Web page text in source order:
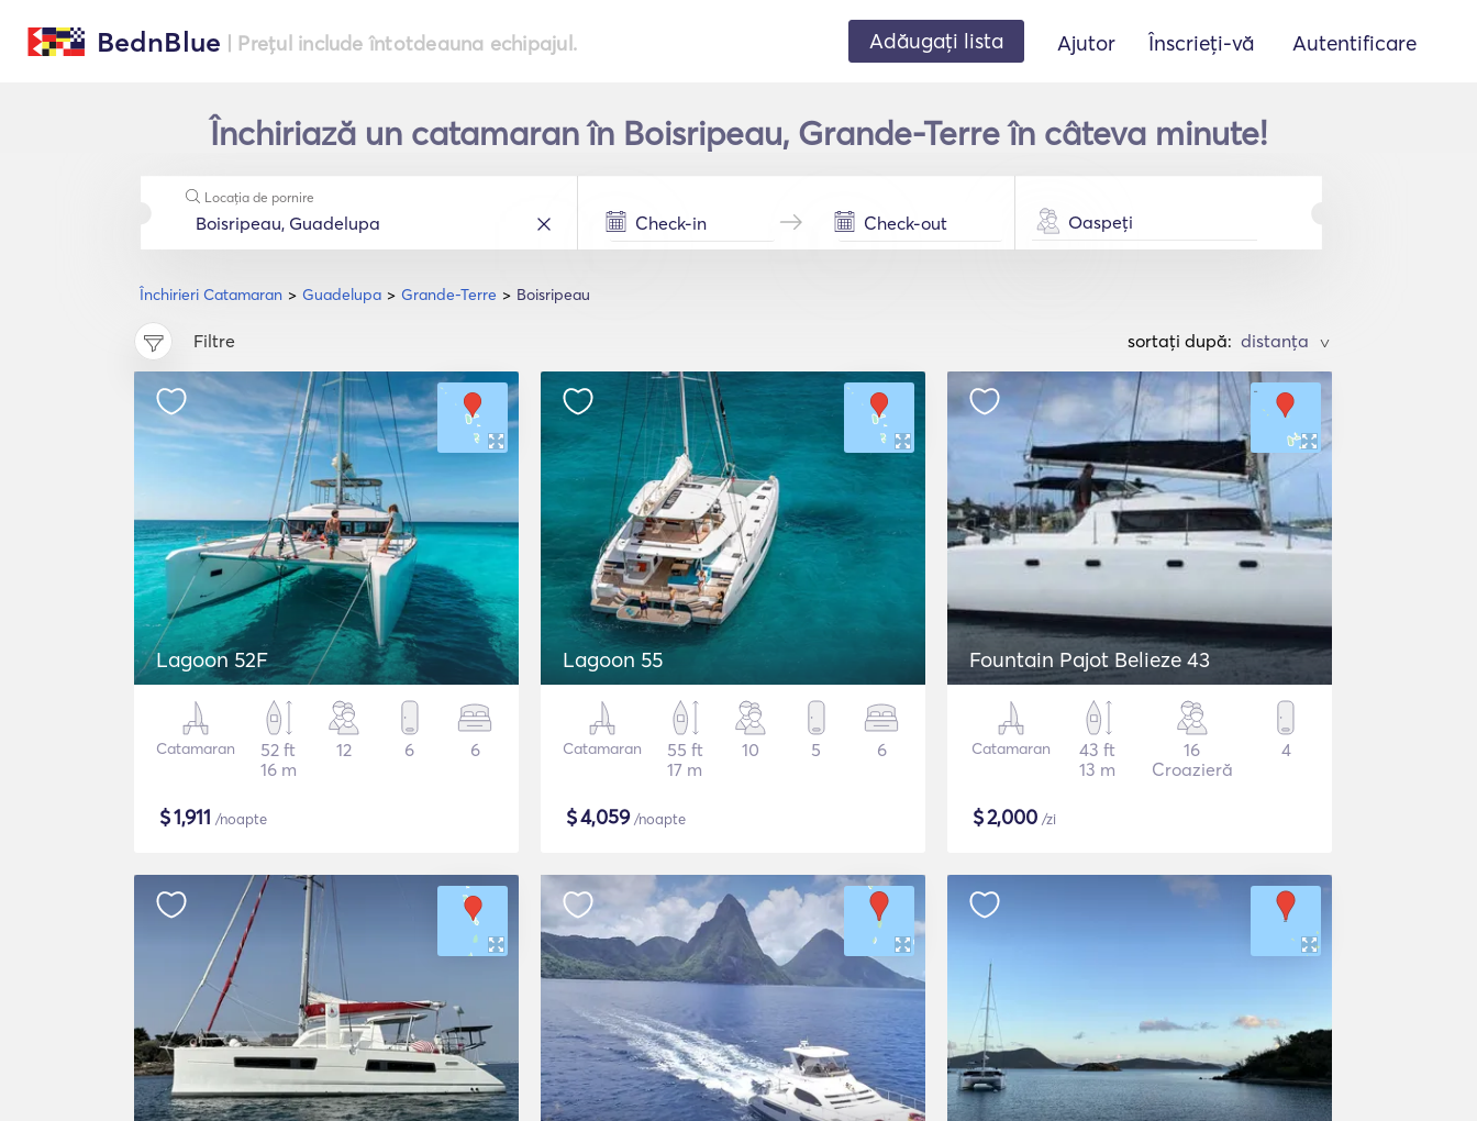
BednBlue | Prețul include întotdeauna echipajul. Adăugați lista Ajutor Înscrieți-vă Autentificare
Închiriază un catamaran în Boisripeau, Grande-Terre în câteva minute!
Închirieri Catamaran Guadelupa Grande-Terre Boisripeau
Locația de pornire
Oaspeți
Filtre sortați după: >
Lagoon 52F
Catamaran
52 ft
16 m
12 6 6
$1,911 /noapte
Lagoon 55
Catamaran
55 ft
17 m
10 5 6
$4,059/noapte
Fountain Pajot Belieze 43
Catamaran
43 ft
13 m
16
Croazieră
4
$2,000 /zi